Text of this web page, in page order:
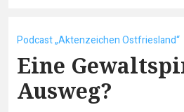
Podcast „Aktenzeichen Ostfriesland“
Eine
Ausweg?